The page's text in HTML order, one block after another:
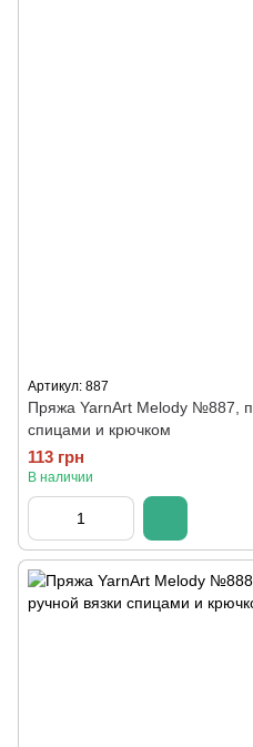
Артикул: 887
Пряжа YarnArt Melody №887,
спицами и крючком
113 грн
В наличии